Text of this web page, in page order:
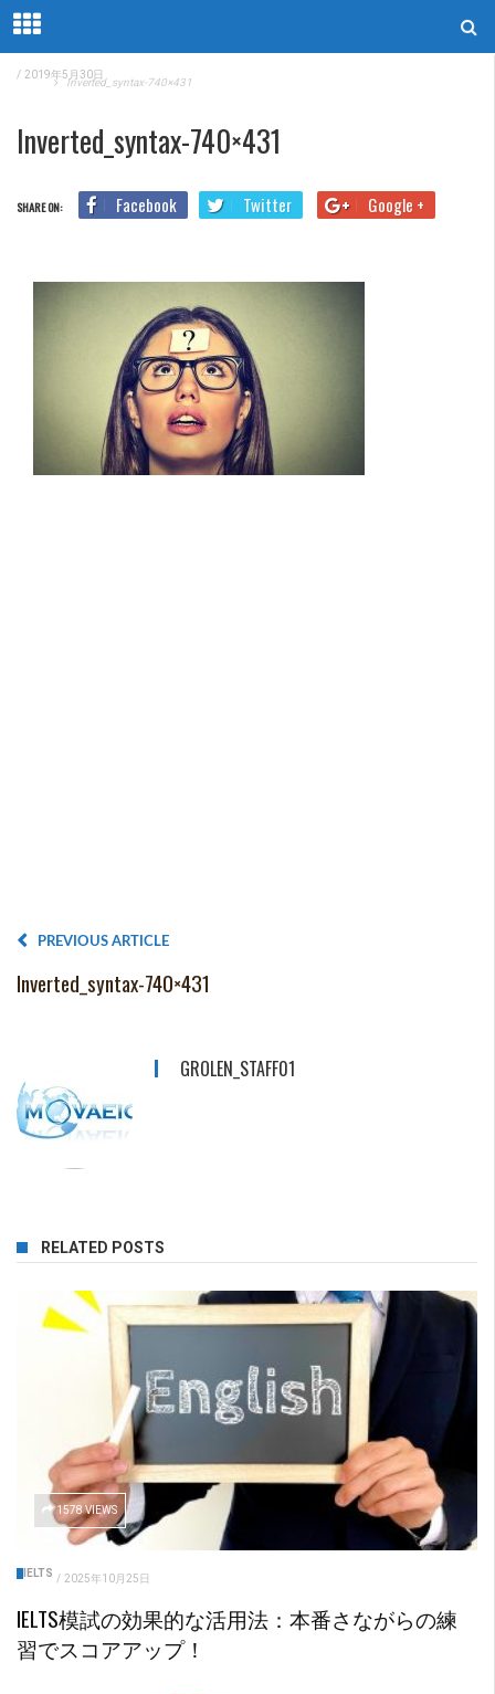
Home Inverted_syntax-740×431
/ 2019年5月30日
Inverted_syntax-740×431
SHARE ON: Facebook Twitter Google +
PREVIOUS ARTICLE
Inverted_syntax-740×431
GROLEN_STAFF01
RELATED POSTS
1578 VIEWS
IELTS / 2025年10月25日
IELTS模試の効果的な活用法：本番さながらの練
習でスコアアップ！